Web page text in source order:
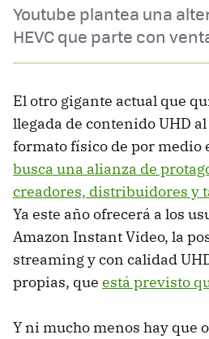
Youtube plantea una
HEVC que parte con
El otro gigante actual que
llegada de contenido UHD
formato físico de por medio
busca una alianza de
creadores, distribuidores y
Ya este año ofrecerá a los
Amazon Instant Video, la
streaming y con calidad
propias, que está previsto
Y ni mucho menos hay que